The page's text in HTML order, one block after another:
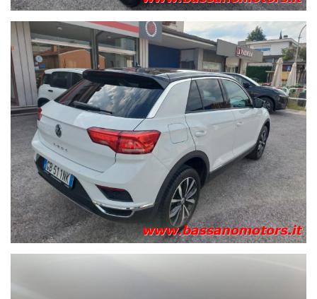
Per informazioni : Paolo Tel 330 725356 – Nicola Tel 348
3047920 .
Nota Bene:
“La dotazione tecnica e gli accessori indicati nella presente
scheda potrebbero non coincidere con l’effettivo
equipaggiamento del veicolo, a causa della non uniformità dei
dati pubblicati dai diversi portali. Ci scusiamo per
l’inconveniente e Vi invitiamo a verificare la caratteristiche
dello specifico veicolo. Nuova Bassano Motors Srl. declina
ogni responsabilità per eventuali involontarie incongruenze,
che non rappresentano in alcun modo un impegno
contrattuale.“
Tutte le ns. offerte sul sito www.bassanomotors.it
Operiamo con immutato entusiasmo dal 1988.